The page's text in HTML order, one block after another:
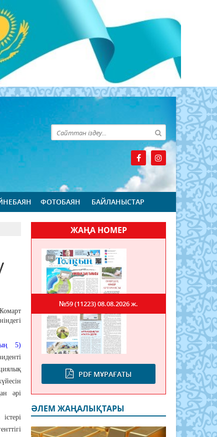
ФОТОБАЯН БАЙЛАНЫСТАР
5)
әрі
ЖАҢА НОМЕР
PDF МҰРАҒАТЫ
№59 (11223)08.08.2026 ж.
ӘЛЕМ ЖАҢАЛЫҚТАРЫ